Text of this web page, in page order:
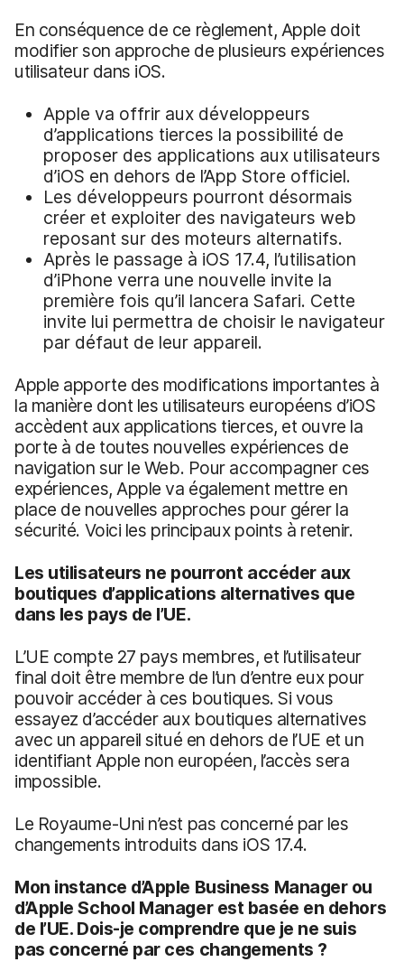
En conséquence de ce règlement, Apple doit
modifier son approche de plusieurs expériences
utilisateur dans iOS.
Apple va offrir aux développeurs
d’applications tierces la possibilité de
proposer des applications aux utilisateurs
d’iOS en dehors de l’App Store officiel.
Les développeurs pourront désormais
créer et exploiter des navigateurs web
reposant sur des moteurs alternatifs.
Après le passage à iOS 17.4, l’utilisation
d’iPhone verra une nouvelle invite la
première fois qu’il lancera Safari. Cette
invite lui permettra de choisir le navigateur
par défaut de leur appareil.
Apple apporte des modifications importantes à
la manière dont les utilisateurs européens d’iOS
accèdent aux applications tierces, et ouvre la
porte à de toutes nouvelles expériences de
navigation sur le Web. Pour accompagner ces
expériences, Apple va également mettre en
place de nouvelles approches pour gérer la
sécurité. Voici les principaux points à retenir.
Les utilisateurs ne pourront accéder aux
boutiques d’applications alternatives que
dans les pays de l’UE.
L’UE compte 27 pays membres, et l’utilisateur
final doit être membre de l’un d’entre eux pour
pouvoir accéder à ces boutiques. Si vous
essayez d’accéder aux boutiques alternatives
avec un appareil situé en dehors de l’UE et un
identifiant Apple non européen, l’accès sera
impossible.
Le Royaume-Uni n’est pas concerné par les
changements introduits dans iOS 17.4.
Mon instance d’Apple Business Manager ou
d’Apple School Manager est basée en dehors
de l’UE. Dois-je comprendre que je ne suis
pas concerné par ces changements ?